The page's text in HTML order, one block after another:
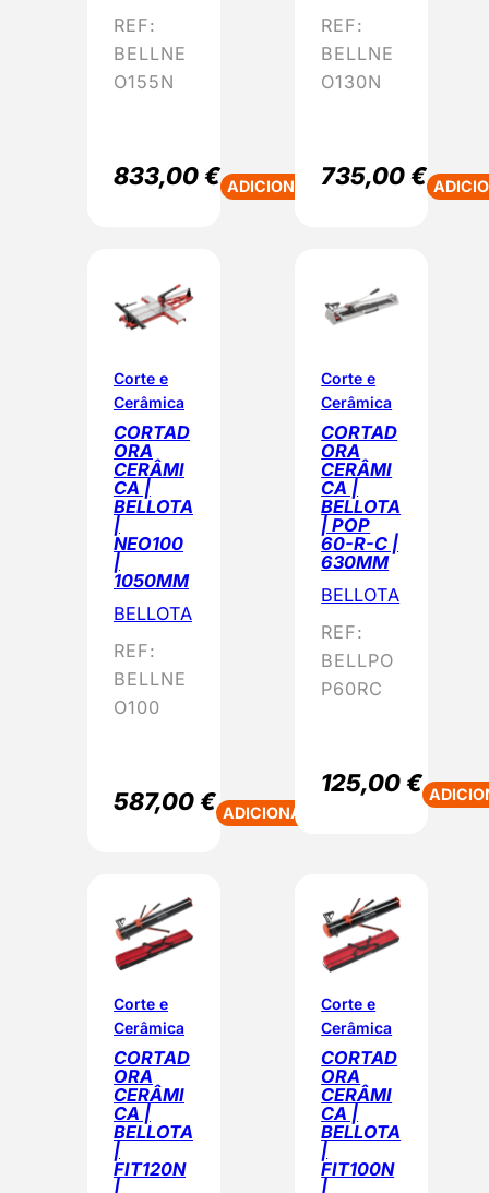
r
i
d
e
REF:
BELLNE
O155N
833,00€ ADICIONAR
REF:
BELLNE
O130N
735,00€
Corte e
Cerâmica
CORTAD
ORA
CERÂMI
CA |
BELLOTA
|
NEO100
|
1050MM
BELLOTA
REF:
BELLNE
O100
587,00€ ADICIONAR
Corte e
Cerâmica
CORTAD
ORA
CERÂMI
CA |
BELLOTA
| POP
60-R-C |
630MM
BELLOTA
REF:
BELLPO
P60RC
125,00€
Corte e
Cerâmica
CORTAD
ORA
CERÂMI
CA |
BELLOTA
|
FIT120N
|
Corte e
Cerâmica
CORTAD
ORA
CERÂMI
CA |
BELLOTA
|
FIT100N
|